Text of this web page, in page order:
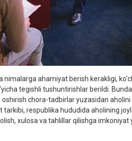
ahamiyat berish kerakligi,
tegishli tushuntirishlar berildi.
chora-tadbirlar yuzasidan
tarkibi, respublika hududida aholining
xulosa va tahlillar qilishga